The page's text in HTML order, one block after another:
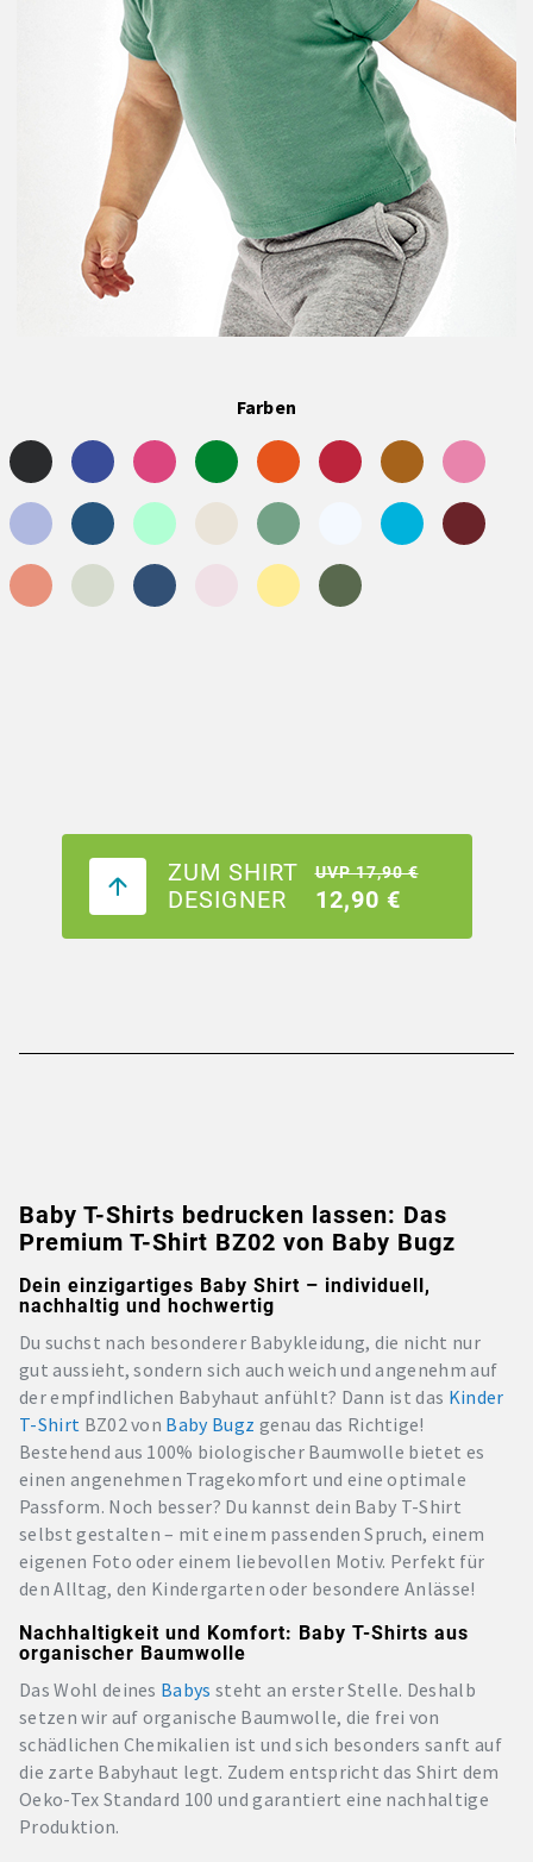
Farben
ZUM SHIRT
DESIGNER
UVP 17,90 €
12,90 €
Baby T-Shirts bedrucken lassen: Das
Premium T-Shirt BZ02 von Baby Bugz
Dein einzigartiges Baby Shirt – individuell,
nachhaltig und hochwertig
Du suchst nach besonderer Babykleidung, die nicht nur
gut aussieht, sondern sich auch weich und angenehm auf
der empfindlichen Babyhaut anfühlt? Dann ist das Kinder
T-Shirt BZ02 von Baby Bugz genau das Richtige!
Bestehend aus 100% biologischer Baumwolle bietet es
einen angenehmen Tragekomfort und eine optimale
Passform. Noch besser? Du kannst dein Baby T-Shirt
selbst gestalten – mit einem passenden Spruch, einem
eigenen Foto oder einem liebevollen Motiv. Perfekt für
den Alltag, den Kindergarten oder besondere Anlässe!
Nachhaltigkeit und Komfort: Baby T-Shirts aus
organischer Baumwolle
Das Wohl deines Babys steht an erster Stelle. Deshalb
setzen wir auf organische Baumwolle, die frei von
schädlichen Chemikalien ist und sich besonders sanft auf
die zarte Babyhaut legt. Zudem entspricht das Shirt dem
Oeko-Tex Standard 100 und garantiert eine nachhaltige
Produktion.